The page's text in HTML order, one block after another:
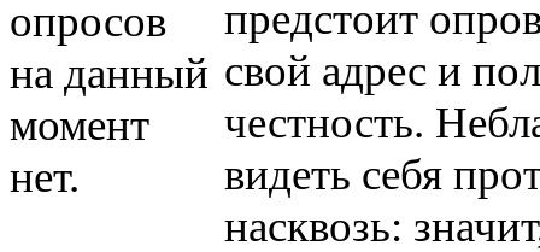
опросов
на данный
момент
нет.
предстоит
свой адрес и
честность.
видеть себя
насквозь: